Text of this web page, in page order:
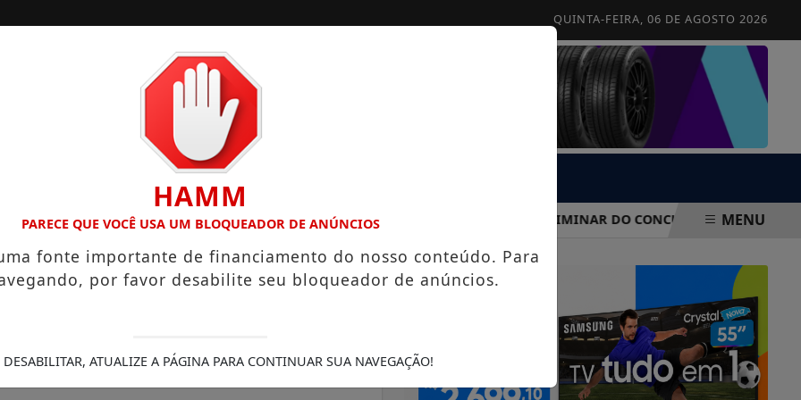
QUINTA-FEIRA, 06 DE AGOSTO 2026
PUBLICIDADES LEGAIS
MINI E SUV ELÉTRICO CÂMARA DE SANTA ISABEL DIVULGA GABARITO PRELIMINAR DO CONCURSO PÚBLICO DE 2026
MENU
Leishmaniose leva
a casa no Jardim
HAMM
PARECE QUE VOCÊ USA UM BLOQUEADOR DE ANÚNCIOS
fonte importante de financiamento do nosso conteúdo. Para
por favor desabilite seu bloqueador de anúncios.
DESABILITAR, ATUALIZE A PÁGINA PARA CONTINUAR SUA NAVEGAÇÃO!